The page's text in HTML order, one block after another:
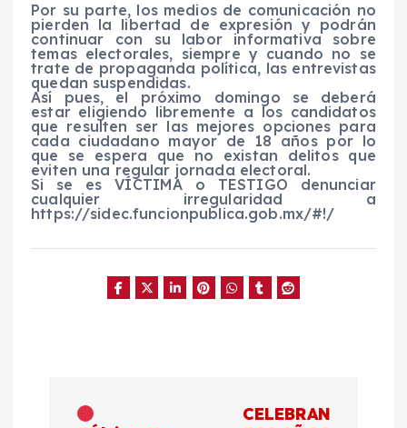
Por su parte, los medios de comunicación no
pierden la libertad de expresión y podrán
continuar con su labor informativa sobre
temas electorales, siempre y cuando no se
trate de propaganda política, las entrevistas
quedan suspendidas.
Así pues, el próximo domingo se deberá
estar eligiendo libremente a los candidatos
que resulten ser las mejores opciones para
cada ciudadano mayor de 18 años por lo
que se espera que no existan delitos que
eviten una regular jornada electoral.
Si se es VÍCTIMA o TESTIGO denunciar
cualquier irregularidad a
https://sidec.funcionpublica.gob.mx/#!/
CELEBRAN